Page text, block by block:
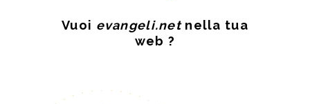
Vuoi evangeli.netnella tua
web ?